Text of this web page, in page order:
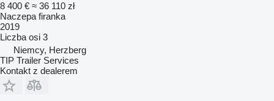
8 400 € ≈ 36 110 zł
Naczepa firanka
2019
Liczba osi 3
Niemcy, Herzberg
TIP Trailer Services
Kontakt z dealerem